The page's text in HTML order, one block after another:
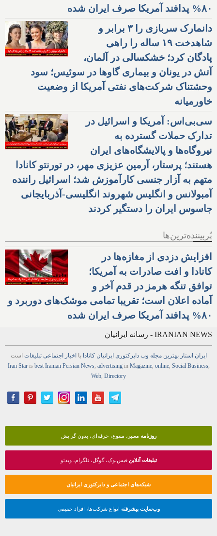
۸۰% پدافند آمریکا صرف ایران شده
دانمارک سربازی را ۳ برابر و
شاهدخت ۱۹ ساله را راهی
پادگان کرد؛ خشکسالی در آلمان،
آتش در یونان و بیماری گاوها در سوئیس؛ سود
وحشتناک شرکت‌های نفتی آمریکا از وضعیت
خاورمیانه
سی‌بی‌اس: آمریکا و اسرائیل در
تدارک حملات گسترده به
نیروگاه‌ها و پالایشگاه‌های ایران
هستند؛ پرستار، آرمین عزیزی مهر، در تورنتو کانادا
متهم به آزار جنسی کارآموزش شد؛ اسرائیل راننده
آمبولانس و انگلیس شهروند انگلیسی-آذربایجانی
جاسوس ایران را دستگیر کردند
پُربیننده‌ترین‌ها
افزایش دزدی از مغازه‌ها در
کانادا و افت صادرات به آمریکا؛
توافق تنگه هرمز در قدم آخر و
آماده اعلان است؛ تقریبا تمامی موشک‌های دوربرد و
۸۰% پدافند آمریکا صرف ایران شده
IRANIAN NEWS - رسانه ایرانیان
ایران استار بهترین مجله وب دایرکتوری ایرانیان کانادا با اخبار اجتماعی تبلیغات است
Iran Staris best Iranian Persian News, advertisingin Magazine, online, Social Business,
Web, Directory
روزنامه معتبر، متنوع، حرفه‌ای، بدون گرایش
تبلیغات آنلاینفیس‌بوک، گوگل، تلگرام، ویدئو
شبکه‌های اجتماعی و دایرکتوری ایرانیان
وب‌سایت پیشرفته انواع شرکت‌ها، افراد حقیقی